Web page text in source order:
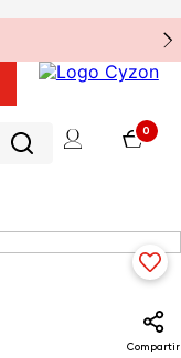
0
Compartir